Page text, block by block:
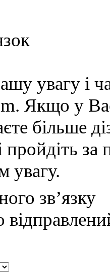
увагу і
Якщо у
більше
пройдіть
увагу.
зв’язку